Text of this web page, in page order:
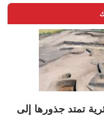
تمتد جذورها إلى